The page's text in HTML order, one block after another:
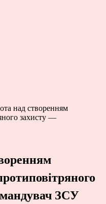
над створенням
захисту —
ЗСУ